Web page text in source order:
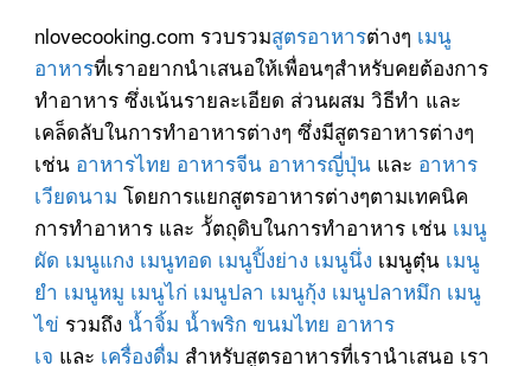
nlovecooking.com รวบรวมสูตรอาหารต่างๆ เมนู
อาหารที่เราอยากนำเสนอให้เพื่อนๆสำหรับคยต้องการ
ทำอาหาร ซึ่งเน้นรายละเอียด ส่วนผสม วิธีทำ และ
เคล็ดลับในการทำอาหารต่างๆ ซึ่งมีสูตรอาหารต่างๆ
เช่น อาหารไทย อาหารจีน อาหารญี่ปุ่นและ อาหาร
เวียดนาม โดยการแยกสูตรอาหารต่างๆตามเทคนิค
การทำอาหาร และ วััตถุดิบในการทำอาหาร เช่น เมนู
ผัด เมนูแกง เมนูทอด เมนูปิ้งย่าง เมนูนึ่ง เมนูตุ๋น เมนู
ยำ เมนูหมู เมนูไก่ เมนูปลา เมนูกุ้ง เมนูปลาหมึก เมนู
ไข่ รวมถึง น้ำจิ้ม น้ำพริก ขนมไทย อาหาร
เจ และ เครื่องดื่ม สำหรับสูตรอาหารที่เรานำเสนอ เรา